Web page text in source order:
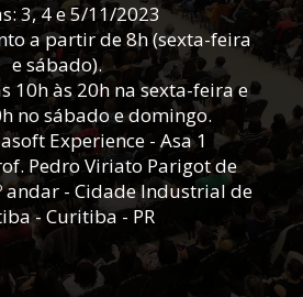
3, 4 e 5/11/2023
a partir de 8h (sexta-feira
e sábado).
10h às 20h na sexta-feira e
no sábado e domingo.
Experience - Asa 1
Pedro Viriato Parigot de
andar - Cidade Industrial de
- Curitiba - PR